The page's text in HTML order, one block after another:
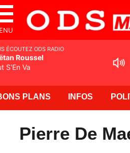
PLANS INFOS
Pierre De
ÉCOUTEZ ODS RADIO
Roussel
S'En Va